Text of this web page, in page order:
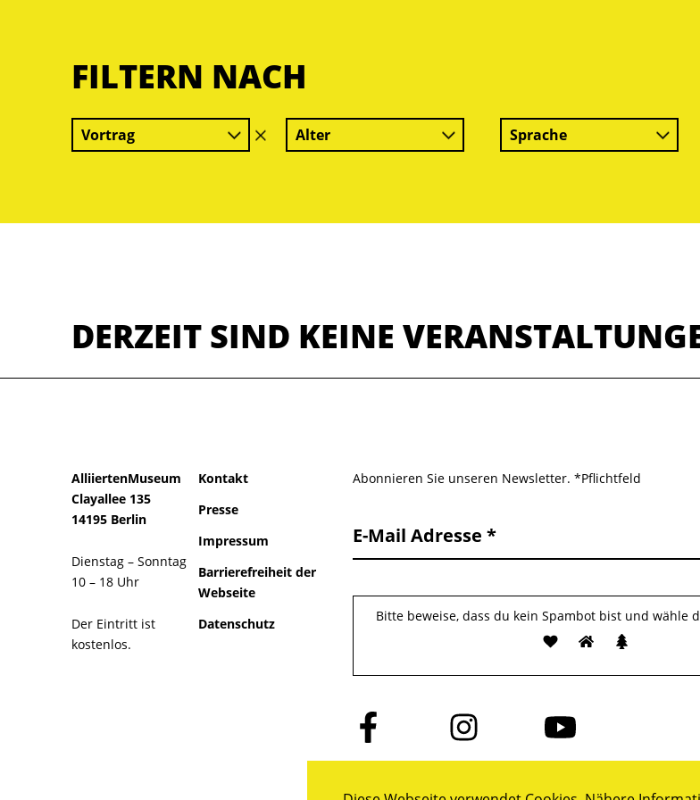
FILTERN NACH
Vortrag
Filter
löschen
Alter Sprache
DERZEIT SIND KEINE
AlliiertenMuseum
Clayallee 135
14195 Berlin
Dienstag – Sonntag
10 – 18 Uhr
Der Eintritt ist
kostenlos.
Kontakt
Presse
Impressum
Barrierefreiheit der
Webseite
Datenschutz
Abonnieren Sie unseren Newsletter. *Pflichtfeld
E-Mail Adresse
Bitte beweise, dass du kein Spambot bist und wähle
Folge
uns
auf
Folge
uns
auf
Folge
uns
auf